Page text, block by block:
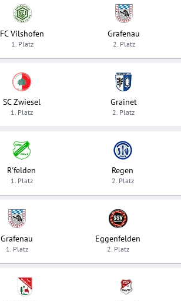
FC Vilshofen
1. Platz
Grafenau
2. Platz
SC Zwiesel
1. Platz
Grainet
2. Platz
R'felden
1. Platz
Regen
2. Platz
Grafenau
1. Platz
Eggenfelden
2. Platz